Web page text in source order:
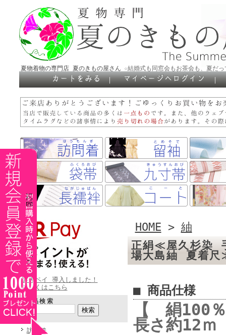
夏物着物の専門店 夏のきもの屋さん ☆結婚式も同窓会もお茶会も、夏だ
｜ ｜
楽天ペイ 導入しました！
詳しくはこちら
商品検索
訪問着
HOME > 紬
正絹≪屋久杉染
場大島紬 夏着
■ 商品仕様
【 絹100
長さ約12